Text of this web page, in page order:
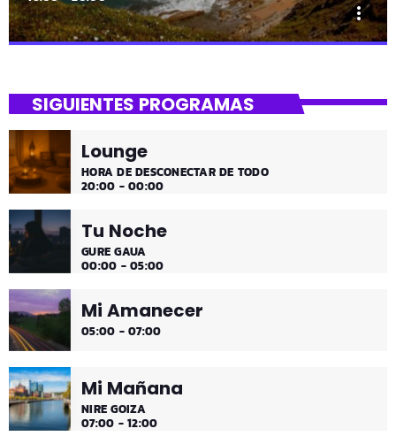
more_vert
¡Toda la música!
¡Toda la música!
SIGUIENTES PROGRAMAS
Lounge
HORA DE DESCONECTAR DE TODO
20:00 - 00:00
Tu Noche
GURE GAUA
00:00 - 05:00
Mi Amanecer
05:00 - 07:00
Mi Mañana
NIRE GOIZA
07:00 - 12:00